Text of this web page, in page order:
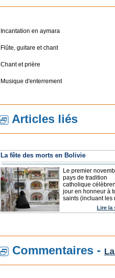
Incantation en aymara
Flûte, guitare et chant
Chant et prière
Musique d'enterrement
Articles liés
La fête des morts en Bolivie
Le premier
pays de tradition
catholique
jour en honneur à
saints (incluant les
Lire la
Commentaires -